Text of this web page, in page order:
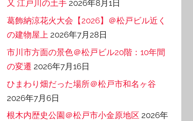
又 江戸川の土手 2026年8月1日
葛飾納涼花火大会【2026】＠松戸ビル近く
の建物屋上 2026年7月28日
市川市方面の景色＠松戸ビル20階：10年間
の変遷 2026年7月16日
ひまわり畑だった場所＠松戸市和名ヶ谷
2026年7月6日
根木内歴史公園＠松戸市小金原地区 2026年